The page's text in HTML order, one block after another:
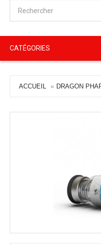
CATÉGORIES
ACCUEIL DRAGON